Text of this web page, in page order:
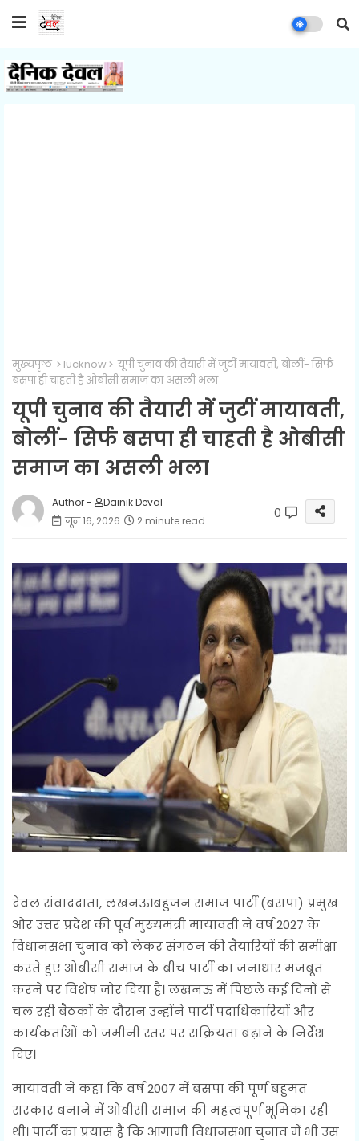
मुख्यपृष्ठ lucknow
यूपी चुनाव की तैयारी में जुटीं मायावती, बोलीं- सिर्फ
बसपा ही चाहती है ओबीसी समाज का असली भला
यूपी चुनाव की तैयारी में जुटीं मायावती,
बोलीं- सिर्फ बसपा ही चाहती है ओबीसी
समाज का असली भला
Author -
Dainik Deval
जून 16, 2026
2 minute read 0
देवल संवाददाता, लखनऊ।बहुजन समाज पार्टी (बसपा) प्रमुख
और उत्तर प्रदेश की पूर्व मुख्यमंत्री मायावती ने वर्ष 2027 के
विधानसभा चुनाव को लेकर संगठन की तैयारियों की समीक्षा
करते हुए ओबीसी समाज के बीच पार्टी का जनाधार मजबूत
करने पर विशेष जोर दिया है। लखनऊ में पिछले कई दिनों से
चल रही बैठकों के दौरान उन्होंने पार्टी पदाधिकारियों और
कार्यकर्ताओं को जमीनी स्तर पर सक्रियता बढ़ाने के निर्देश
दिए।
मायावती ने कहा कि वर्ष 2007 में बसपा की पूर्ण बहुमत
सरकार बनाने में ओबीसी समाज की महत्वपूर्ण भूमिका रही
थी। पार्टी का प्रयास है कि आगामी विधानसभा चुनाव में भी उस